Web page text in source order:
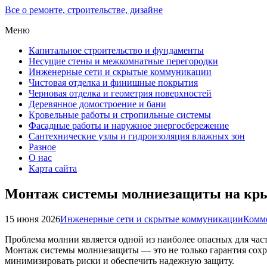
Все о ремонте, строительстве, дизайне
Меню
Капитальное строительство и фундаменты
Несущие стены и межкомнатные перегородки
Инженерные сети и скрытые коммуникации
Чистовая отделка и финишные покрытия
Черновая отделка и геометрия поверхностей
Деревянное домостроение и бани
Кровельные работы и стропильные системы
Фасадные работы и наружное энергосбережение
Сантехнические узлы и гидроизоляция влажных зон
Разное
О нас
Карта сайта
Монтаж системы молниезащиты на
15 июня 2026Инженерные сети и скрытые коммуникации
Проблема молнии является одной из наиболее опасных для
Монтаж системы молниезащиты — это не только гарантия
минимизировать риски и обеспечить надежную защиту.